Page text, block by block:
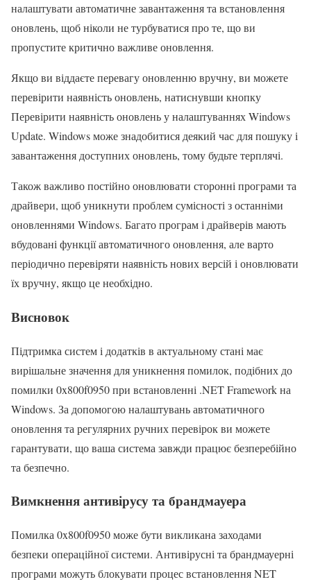
налаштувати автоматичне завантаження та встановлення
оновлень, щоб ніколи не турбуватися про те, що ви
пропустите критично важливе оновлення.
Якщо ви віддаєте перевагу оновленню вручну, ви можете
перевірити наявність оновлень, натиснувши кнопку
Перевірити наявність оновлень у налаштуваннях Windows
Update. Windows може знадобитися деякий час для пошуку і
завантаження доступних оновлень, тому будьте терплячі.
Також важливо постійно оновлювати сторонні програми та
драйвери, щоб уникнути проблем сумісності з останніми
оновленнями Windows. Багато програм і драйверів мають
вбудовані функції автоматичного оновлення, але варто
періодично перевіряти наявність нових версій і оновлювати
їх вручну, якщо це необхідно.
Висновок
Підтримка систем і додатків в актуальному стані має
вирішальне значення для уникнення помилок, подібних до
помилки 0x800f0950 при встановленні .NET Framework на
Windows. За допомогою налаштувань автоматичного
оновлення та регулярних ручних перевірок ви можете
гарантувати, що ваша система завжди працює безперебійно
та безпечно.
Вимкнення антивірусу та брандмауера
Помилка 0x800f0950 може бути викликана заходами
безпеки операційної системи. Антивірусні та брандмауерні
програми можуть блокувати процес встановлення NET